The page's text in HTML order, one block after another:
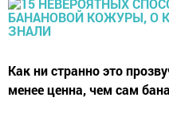
Как ни странно это
менее ценна, чем сам